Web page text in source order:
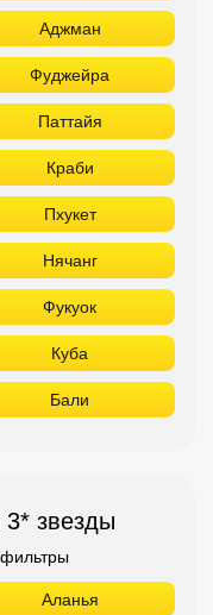
Аджман
Фуджейра
Паттайя
Краби
Пхукет
Нячанг
Фукуок
Куба
Бали
звезды
Аланья